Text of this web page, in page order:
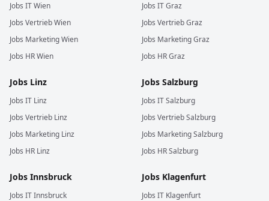
Jobs ITWien
Jobs VertriebWien
Jobs MarketingWien
Jobs HRWien
Jobs ITGraz
Jobs VertriebGraz
Jobs MarketingGraz
Jobs HRGraz
Jobs Linz
Jobs IT Linz
Jobs Vertrieb Linz
Jobs Marketing Linz
Jobs HR Linz
Jobs Salzburg
Jobs ITSalzburg
Jobs VertriebSalzburg
Jobs MarketingSalzburg
Jobs HRSalzburg
Jobs Innsbruck
Jobs ITInnsbruck
Jobs Klagenfurt
Jobs IT Klagenfurt